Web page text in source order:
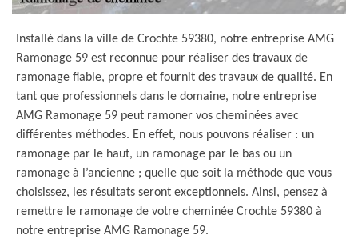
Installé dans la ville de Crochte 59380, notre entreprise AMG
Ramonage 59 est reconnue pour réaliser des travaux de
ramonage fiable, propre et fournit des travaux de qualité. En
tant que professionnels dans le domaine, notre entreprise
AMG Ramonage 59 peut ramoner vos cheminées avec
différentes méthodes. En effet, nous pouvons réaliser : un
ramonage par le haut, un ramonage par le bas ou un
ramonage à l’ancienne ; quelle que soit la méthode que vous
choisissez, les résultats seront exceptionnels. Ainsi, pensez à
remettre le ramonage de votre cheminée Crochte 59380 à
notre entreprise AMG Ramonage 59.